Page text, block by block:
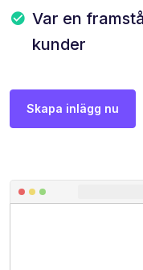
Var en
kunder
Skapa inlägg nu